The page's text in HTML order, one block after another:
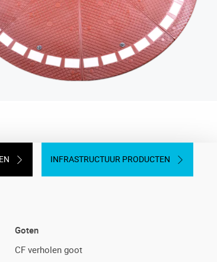
INFRASTRUCTUUR PRODUCTEN
Goten
CF verholen goot